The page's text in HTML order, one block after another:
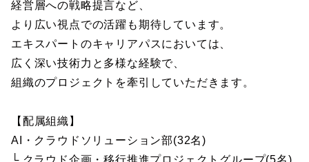
経営層への戦略提言など、
より広い視点での活躍も期待しています。
エキスパートのキャリアパスにおいては、
広く深い技術力と多様な経験で、
組織のプロジェクトを牽引していただきます。
【配属組織】
AI・クラウドソリューション部(32名)
└ クラウド企画・移行推進プロジェクトグループ(5名)